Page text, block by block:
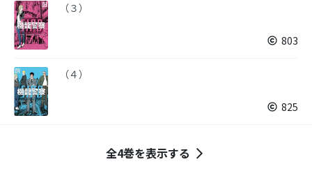
（３）
803
（４）
825
全4巻を表示する